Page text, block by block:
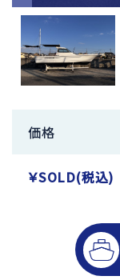
価格
￥SOLD(税込)